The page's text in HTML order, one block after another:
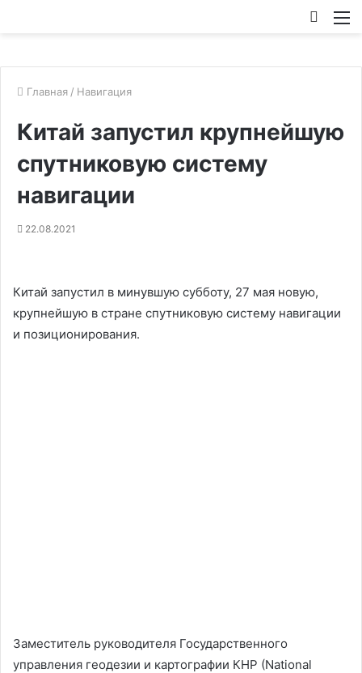
Главная / Навигация
Китай запустил крупнейшую
спутниковую систему
навигации
22.08.2021
Китай запустил в минувшую субботу, 27 мая новую,
крупнейшую в стране спутниковую систему навигации
и позиционирования.
Заместитель руководителя Государственного
управления геодезии и картографии КНР (National